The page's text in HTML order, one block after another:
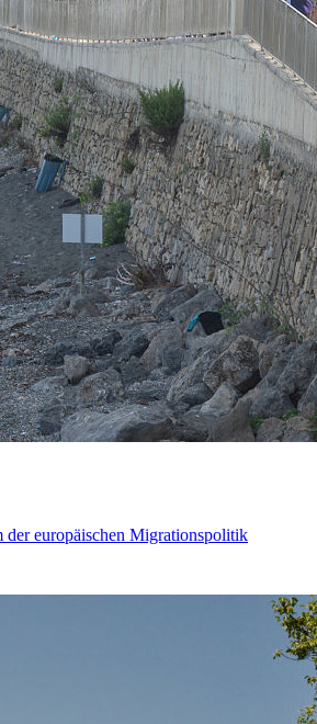
der europäischen Migrationspolitik